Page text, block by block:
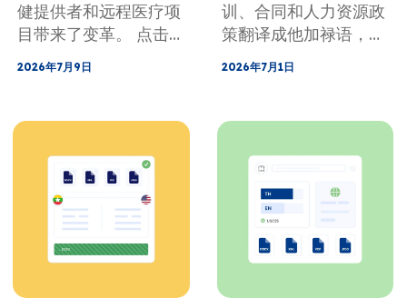
健提供者和远程医疗项
目带来了变革。 点击
此处了解更多。
2026年7月9日
训、合同和人力资源政
策翻译成他加禄语，以
提高合规性、清晰度和
员工沟通。
2026年7月1日